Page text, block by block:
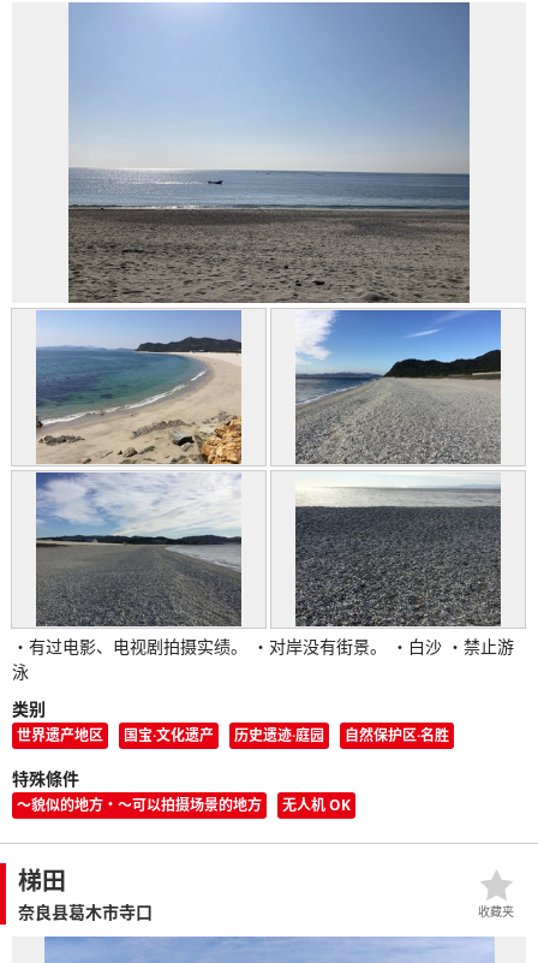
・有过电影、电视剧拍摄实绩。 ・对岸没有街景。 ・白沙 ・禁止游
泳
类别
世界遗产地区 国宝·文化遗产 历史遗迹·庭园 自然保护区·名胜
特殊條件
〜貌似的地方・〜可以拍摄场景的地方 无人机 OK
梯田
奈良县葛木市寺口 收藏夹